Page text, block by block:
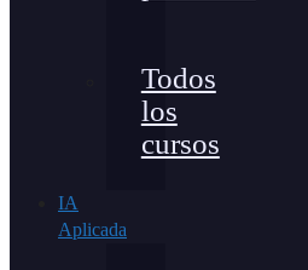
Todos
los
cursos
IA
Aplicada